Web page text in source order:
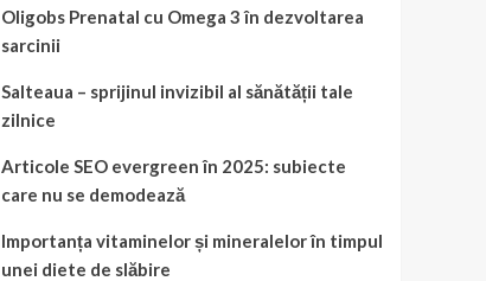
Oligobs Prenatal cu Omega 3 în dezvoltarea
sarcinii
Salteaua – sprijinul invizibil al sănătății tale
zilnice
Articole SEO evergreen în 2025: subiecte
care nu se demodează
Importanța vitaminelor și mineralelor în timpul
unei diete de slăbire